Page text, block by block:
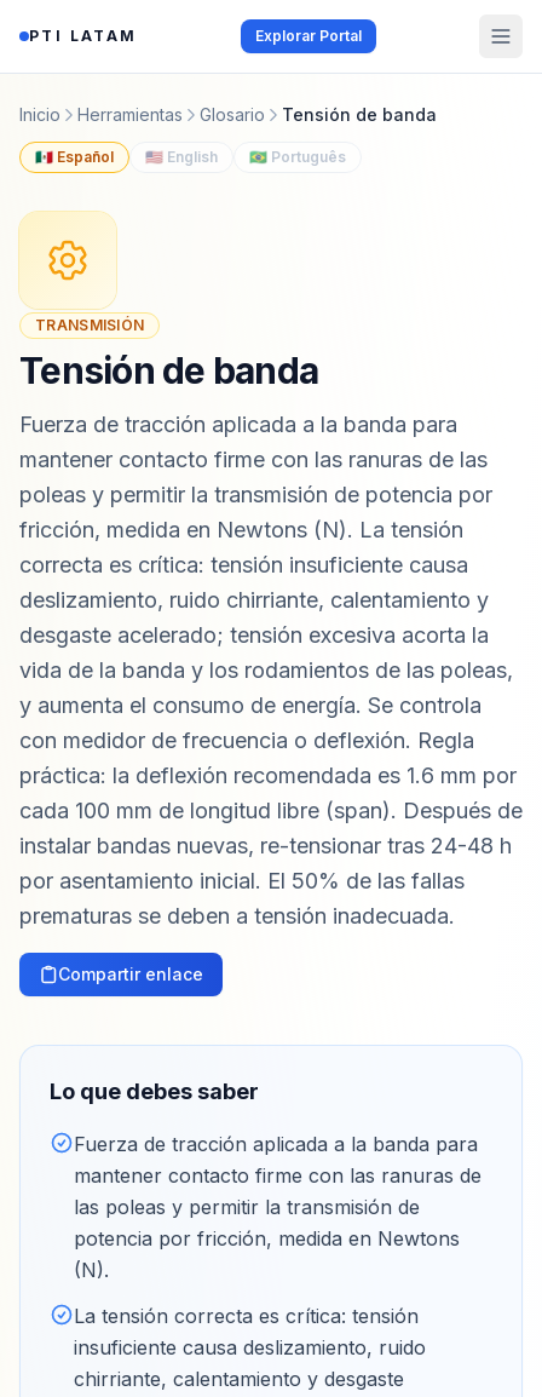
PTI LATAM Explorar Portal
Inicio Herramientas Glosario Tensión de banda
🇲🇽 Español 🇺🇸 English 🇧🇷 Português
TRANSMISIÓN
Tensión de banda
Fuerza de tracción aplicada a la banda para
mantener contacto firme con las ranuras de las
poleas y permitir la transmisión de potencia por
fricción, medida en Newtons (N). La tensión
correcta es crítica: tensión insuficiente causa
deslizamiento, ruido chirriante, calentamiento y
desgaste acelerado; tensión excesiva acorta la
vida de la banda y los rodamientos de las poleas,
y aumenta el consumo de energía. Se controla
con medidor de frecuencia o deflexión. Regla
práctica: la deflexión recomendada es 1.6 mm por
cada 100 mm de longitud libre (span). Después de
instalar bandas nuevas, re-tensionar tras 24-48 h
por asentamiento inicial. El 50% de las fallas
prematuras se deben a tensión inadecuada.
Compartir enlace
Lo que debes saber
Fuerza de tracción aplicada a la banda para
mantener contacto firme con las ranuras de
las poleas y permitir la transmisión de
potencia por fricción, medida en Newtons
(N).
La tensión correcta es crítica: tensión
insuficiente causa deslizamiento, ruido
chirriante, calentamiento y desgaste